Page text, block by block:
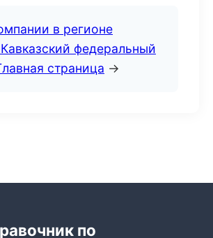
в регионе
федеральный
страница →
по